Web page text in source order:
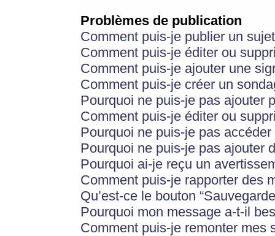
Problèmes de publication
Comment puis-je publier un
Comment puis-je éditer ou
Comment puis-je ajouter une
Comment puis-je créer un
Pourquoi ne puis-je pas ajouter
Comment puis-je éditer ou
Pourquoi ne puis-je pas
Pourquoi ne puis-je pas ajouter
Pourquoi ai-je reçu un
Comment puis-je rapporter des
Qu’est-ce le bouton
Pourquoi mon message a-t-il
Comment puis-je remonter mes